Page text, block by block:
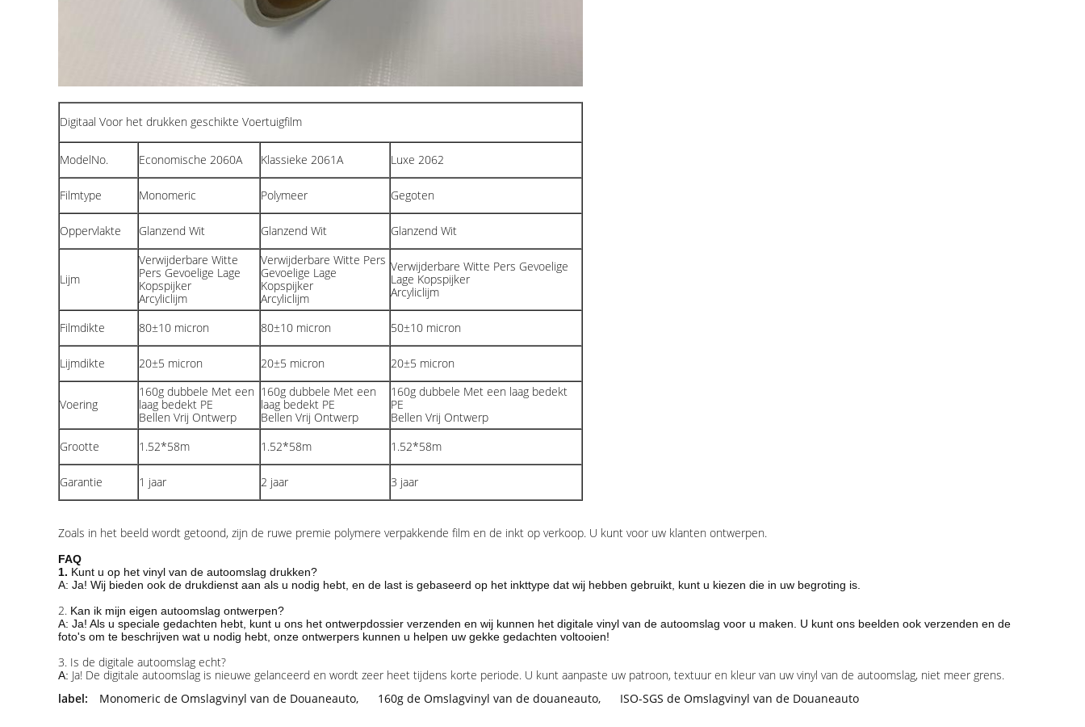
Digitaal Voor het drukken geschikte Voertuigfilm
ModelNo. Economische 2060A Klassieke 2061A Luxe 2062
Filmtype Monomeric Polymeer Gegoten
Oppervlakte Glanzend Wit Glanzend Wit Glanzend Wit
Lijm
Verwijderbare Witte
Pers Gevoelige Lage
Kopspijker
Arcyliclijm
Verwijderbare Witte Pers
Gevoelige Lage
Kopspijker
Arcyliclijm
Verwijderbare Witte Pers Gevoelige
Lage Kopspijker
Arcyliclijm
Filmdikte 80±10 micron 80±10 micron 50±10 micron
Lijmdikte 20±5 micron 20±5 micron 20±5 micron
Voering
160g dubbele Met een
laag bedekt PE
Bellen Vrij Ontwerp
160g dubbele Met een
laag bedekt PE
Bellen Vrij Ontwerp
160g dubbele Met een laag bedekt
PE
Bellen Vrij Ontwerp
Grootte
1.52*58m 1.52*58m 1.52*58m
Garantie 1 jaar 2 jaar 3 jaar
Zoals in het beeld wordt getoond, zijn de ruwe premie polymere verpakkende film en de inkt op verkoop. U kunt voor uw klanten ontwerpen.
FAQ
1. Kunt u op het vinyl van de autoomslag drukken?
A: Ja! Wij bieden ook de drukdienst aan als u nodig hebt, en de last is gebaseerd op het inkttype dat wij hebben gebruikt, kunt u kiezen die in uw begroting is.
2. Kan ik mijn eigen autoomslag ontwerpen?
A: Ja! Als u speciale gedachten hebt, kunt u ons het ontwerpdossier verzenden en wij kunnen het digitale vinyl van de autoomslag voor u maken. U kunt ons beelden ook verzenden en de
foto's om te beschrijven wat u nodig hebt, onze ontwerpers kunnen u helpen uw gekke gedachten voltooien!
3. Is de digitale autoomslag echt?
A: Ja! De digitale autoomslag is nieuwe gelanceerd en wordt zeer heet tijdens korte periode. U kunt aanpaste uw patroon, textuur en kleur van uw vinyl van de autoomslag, niet meer grens.
label:
Monomeric de Omslagvinyl van de Douaneauto, 160g de Omslagvinyl van de douaneauto, ISO-SGS de Omslagvinyl van de Douaneauto